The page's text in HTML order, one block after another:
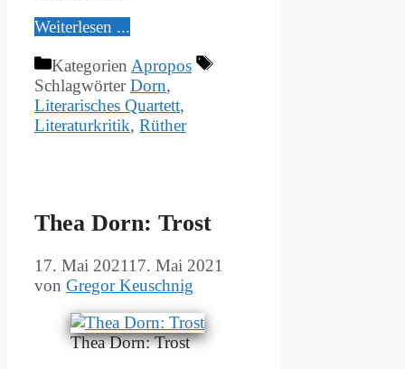
Wei­ter­le­sen ...
Kategorien Apropos
SchlagwörterDorn,
Literarisches Quartett,
Literaturkritik, Rüther
Thea Dorn: Trost
17. Mai 202117. Mai 2021
von Gregor Keuschnig
Thea Dorn: Trost